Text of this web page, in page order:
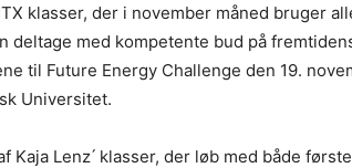
klasser, der i november måned bruger
deltage med kompetente bud på
til Future Energy Challenge den 19.
Universitet.
Kaja Lenz ́ klasser, der løb med både